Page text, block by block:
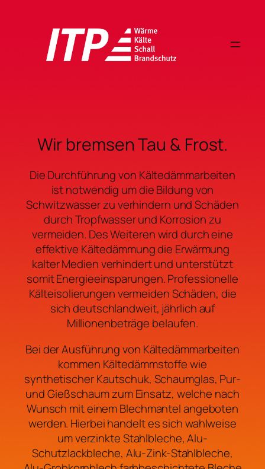
Wir bremsen Tau & Frost.
Die Durchführung von Kältedämmarbeiten
ist notwendig um die Bildung von
Schwitzwasser zu verhindern und Schäden
durch Tropfwasser und Korrosion zu
vermeiden. Des Weiteren wird durch eine
effektive Kältedämmung die Erwärmung
kalter Medien verhindert und unterstützt
somit Energieeinsparungen. Professionelle
Kälteisolierungen vermeiden Schäden, die
sich deutschlandweit, jährlich auf
Millionenbeträge belaufen.
Bei der Ausführung von Kältedämmarbeiten
kommen Kältedämmstoffe wie
synthetischer Kautschuk, Schaumglas, Pur-
und Gießschaum zum Einsatz, welche nach
Wunsch mit einem Blechmantel angeboten
werden. Hierbei handelt es sich wahlweise
um verzinkte Stahlbleche, Alu-
Schutzlackbleche, Alu-Zink-Stahlbleche,